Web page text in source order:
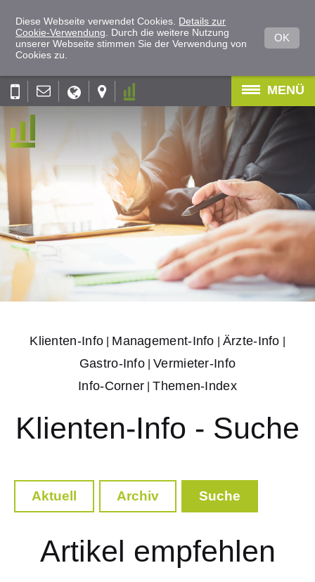
Diese Webseite verwendet Cookies. Details zur
Cookie-Verwendung . Durch die weitere Nutzung
unserer Webseite stimmen Sie der Verwendung von
Cookies zu.
OK
MENÜ
Klienten-Info Management-Info Ärzte-Info
Gastro-Info |Vermieter-Info
Info-Corner |Themen-Index
Klienten-Info - Suche
Aktuell Archiv Suche
Artikel empfehlen